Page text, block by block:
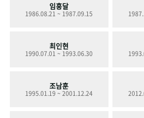
임흥달
1986.08.21 ~ 1987.09.15
최인현
1990.07.01 ~ 1993.06.30
조남훈
1995.01.19 ~ 2001.12.24